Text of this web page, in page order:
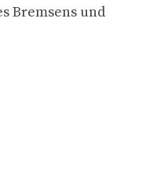
Bremsens und